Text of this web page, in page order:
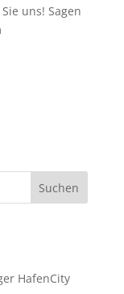
uns! Sagen
HafenCity